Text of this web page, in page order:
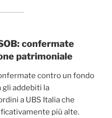
confermate
patrimoniale
contro un fondo
addebiti la
a UBS Italia che
più alte.